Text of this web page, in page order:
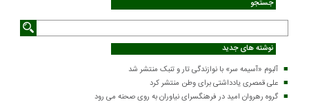
جستجو
نوشته های جدید
آلبوم «آسیمه سر» با نوازندگی تار و تنبک منتشر شد
علی قمصری یادداشتی برای وطن منتشر کرد
گروه رهروان امید در فرهنگسرای نیاوران به روی صحنه می رود